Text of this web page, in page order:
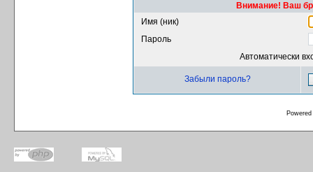
Внимание! Ваш
Имя (ник)
Пароль
Автоматически
Забыли пароль?